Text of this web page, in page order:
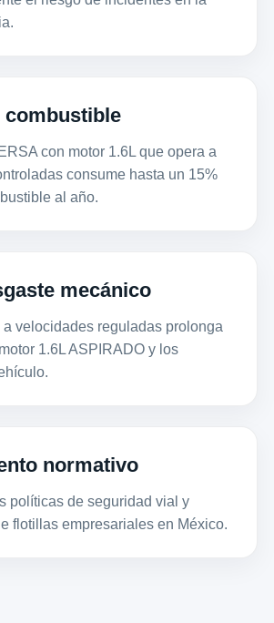
con motor 1.6L que opera a
consume hasta un 15%
al año.
mecánico
a velocidades reguladas prolonga
1.6L ASPIRADO y los
normativo
políticas de seguridad vial y
flotillas empresariales en México.